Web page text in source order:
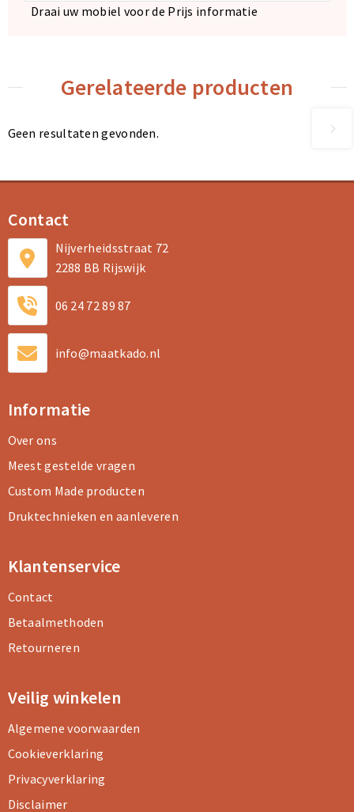
Draai uw mobiel voor de Prijs informatie
Gerelateerde producten
Geen resultaten gevonden.
Contact
Nijverheidsstraat 72
2288 BB Rijswijk
06 24 72 89 87
info@maatkado.nl
Informatie
Over ons
Meest gestelde vragen
Custom Made producten
Druktechnieken en aanleveren
Klantenservice
Contact
Betaalmethoden
Retourneren
Veilig winkelen
Algemene voorwaarden
Cookieverklaring
Privacyverklaring
Disclaimer